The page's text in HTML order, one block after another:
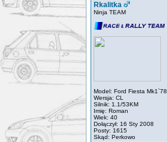
Rkalitka
Ninja TEAM
Model: Ford Fiesta Mk1`78
Wersja: CL
Silnik: 1.1/53KM
Imię: Roman
Wiek: 40
Dołączył: 16 Sty 2008
Posty: 1615
Skąd: Perkowo